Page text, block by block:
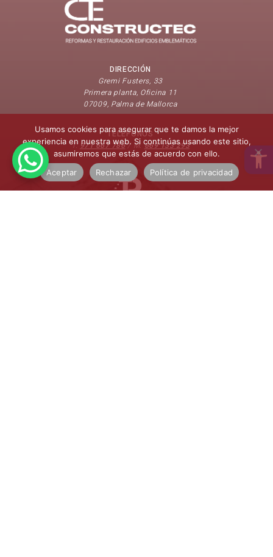
DIRECCIÓN
Gremi Fusters, 33
Primera planta, Oficina 11
07009, Palma de Mallorca
TELÉFONOS
T. 971 667 786/ M.669 133 293
Usamos cookies para asegurar que te damos la mejor
experiencia en nuestra web. Si continúas usando este sitio,
asumiremos que estás de acuerdo con ello.
Aceptar
Rechazar Política de privacidad